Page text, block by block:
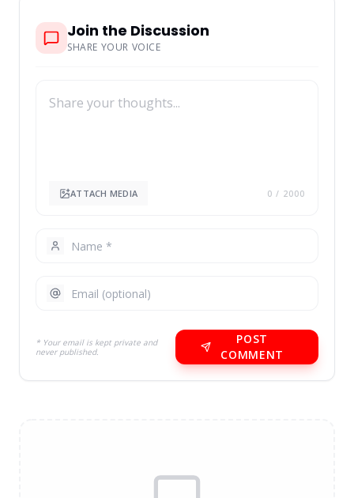
Join the Discussion
SHARE YOUR VOICE
ATTACH MEDIA 0 / 2000
* Your email is kept private and
never published.
POST
COMMENT